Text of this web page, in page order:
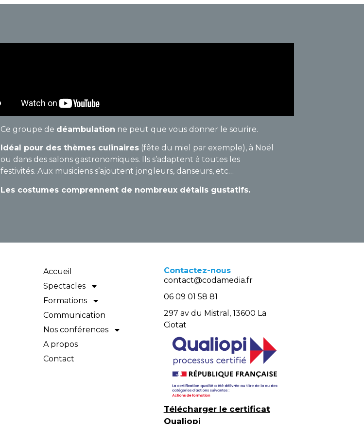
Ce groupe de déambulation ne peut que vous donner le sourire.
Idéal pour des thèmes culinaires (fête du miel par exemple), à Noël
ou dans des salons gastronomiques. Ils s’adaptent à toutes les
festivités. Aux musiciens s’ajoutent jongleurs, danseurs, etc…
Les costumes comprennent de nombreux détails gustatifs.
Accueil
Spectacles
Formations
Communication
Nos conférences
A propos
Contact
Contactez-nous
contact@codamedia.fr​
06 09 01 58 81​
297 av du Mistral, 13600 La
Ciotat
Télécharger le certificat
Qualiopi